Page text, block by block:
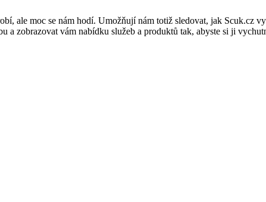
ale moc se nám hodí. Umožňují nám totiž sledovat, jak Scuk.cz
a zobrazovat vám nabídku služeb a produktů tak, abyste si ji